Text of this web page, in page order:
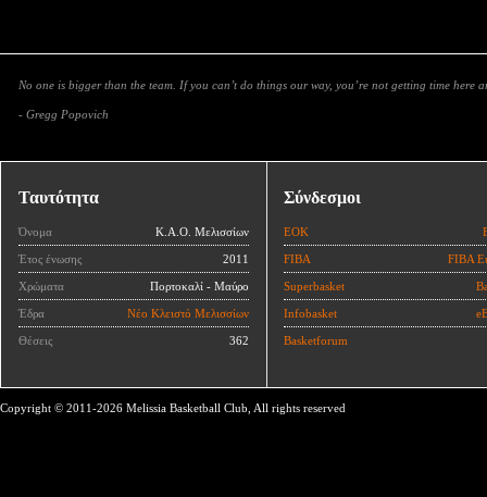
No one is bigger than the team. If you can’t do things our way, you’re not getting time here
- Gregg Popovich
Ταυτότητα
Όνομα Κ.Α.Ο. Μελισσίων
Έτος ένωσης 2011
Χρώματα Πορτοκαλί - Μαύρο
Έδρα Νέο Κλειστό Μελισσίων
Θέσεις 362
Σύνδεσμοι
ΕΟΚ
FIBA FIBA
Superbasket
Infobasket
Basketforum
Copyright © 2011-2026 Melissia Basketball Club, All rights reserved